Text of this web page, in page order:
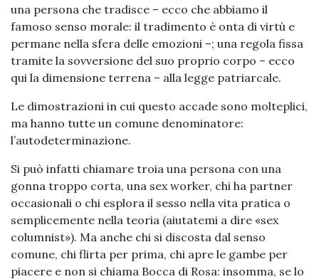
una persona che tradisce – ecco che abbiamo il
famoso senso morale: il tradimento è onta di virtù e
permane nella sfera delle emozioni –; una regola fissa
tramite la sovversione del suo proprio corpo – ecco
qui la dimensione terrena – alla legge patriarcale.
Le dimostrazioni in cui questo accade sono molteplici,
ma hanno tutte un comune denominatore:
l’autodeterminazione.
Si può infatti chiamare troia una persona con una
gonna troppo corta, una sex worker, chi ha partner
occasionali o chi esplora il sesso nella vita pratica o
semplicemente nella teoria (aiutatemi a dire «sex
columnist»). Ma anche chi si discosta dal senso
comune, chi flirta per prima, chi apre le gambe per
piacere e non si chiama Bocca di Rosa: insomma, se lo